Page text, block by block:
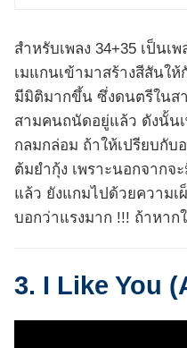
สำหรับเพลง 34+35 เป็นเ
เมแกนเข้ามาสร้างสีสันให้
มีมิติมากขึ้น ซึ่งดนตรีในสา
สามคนถนัดอยู่แล้ว ดังนั้น
กลมกล่อม ถ้าให้เปรียบกับ
ต้มยำกุ้ง เพราะนอกจากจ
แล้ว ยังแกมไปด้วยความเ
บอกว่าแรงมาก !!! ถ้าหาก
3. I Like You